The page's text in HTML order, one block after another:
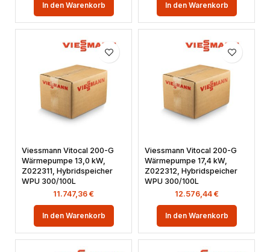
In den Warenkorb In den Warenkorb
Viessmann Vitocal 200-G
Wärmepumpe 13,0 kW,
Z022311, Hybridspeicher
WPU 300/100L
11.747,36 €
In den Warenkorb
Viessmann Vitocal 200-G
Wärmepumpe 17,4 kW,
Z022312, Hybridspeicher
WPU 300/100L
12.576,44 €
In den Warenkorb